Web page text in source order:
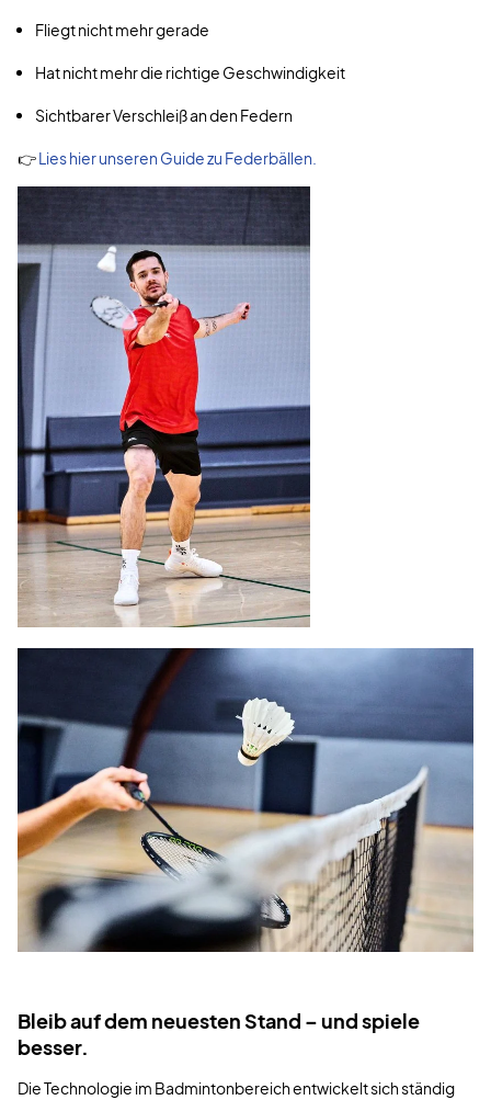
Fliegt nicht mehr gerade
Hat nicht mehr die richtige Geschwindigkeit
Sichtbarer Verschleiß an den Federn
👉Lies hier unseren Guide zu Federbällen.
Bleib auf dem neuesten Stand – und spiele
besser.
Die Technologie im Badmintonbereich entwickelt sich ständig